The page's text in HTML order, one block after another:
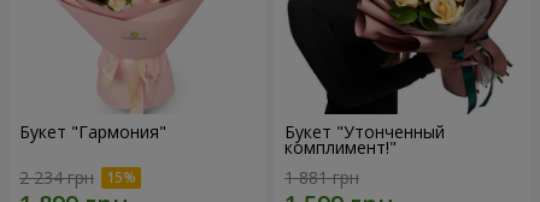
Букет "Гармония"
2 234 грн
Букет "Утонченный
комплимент!"
1 881 грн